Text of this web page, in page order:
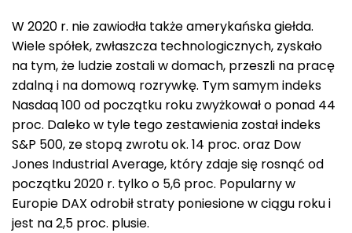
W 2020 r. nie zawiodła także amerykańska giełda.
Wiele spółek, zwłaszcza technologicznych, zyskało
na tym, że ludzie zostali w domach, przeszli na pracę
zdalną i na domową rozrywkę. Tym samym indeks
Nasdaq 100 od początku roku zwyżkował o ponad 44
proc. Daleko w tyle tego zestawienia został indeks
S&P 500, ze stopą zwrotu ok. 14 proc. oraz Dow
Jones Industrial Average, który zdaje się rosnąć od
początku 2020 r. tylko o 5,6 proc. Popularny w
Europie DAX odrobił straty poniesione w ciągu roku i
jest na 2,5 proc. plusie.